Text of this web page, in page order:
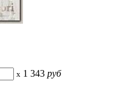
x 1 343 руб